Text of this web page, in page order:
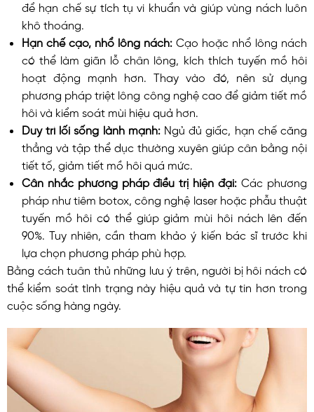
để hạn chế sự tích tụ vi khuẩn và giúp vùng nách luôn
khô thoáng.
Hạn chế cạo, nhổ lông nách:Cạo hoặc nhổ lông nách
có thể làm giãn lỗ chân lông, kích thích tuyến mồ hôi
hoạt động mạnh hơn. Thay vào đó, nên sử dụng
phương pháp triệt lông công nghệ cao để giảm tiết mồ
hôi và kiểm soát mùi hiệu quả hơn.
Duy trì lối sống lành mạnh:Ngủ đủ giấc, hạn chế căng
thẳng và tập thể dục thường xuyên giúp cân bằng nội
tiết tố, giảm tiết mồ hôi quá mức.
Cân nhắc phương pháp điều trị hiện đại: Các phương
pháp như tiêm botox, công nghệ laser hoặc phẫu thuật
tuyến mồ hôi có thể giúp giảm mùi hôi nách lên đến
90%. Tuy nhiên, cần tham khảo ý kiến bác sĩ trước khi
lựa chọn phương pháp phù hợp.
Bằng cách tuân thủ những lưu ý trên, người bị hôi nách có
thể kiểm soát tình trạng này hiệu quả và tự tin hơn trong
cuộc sống hàng ngày.